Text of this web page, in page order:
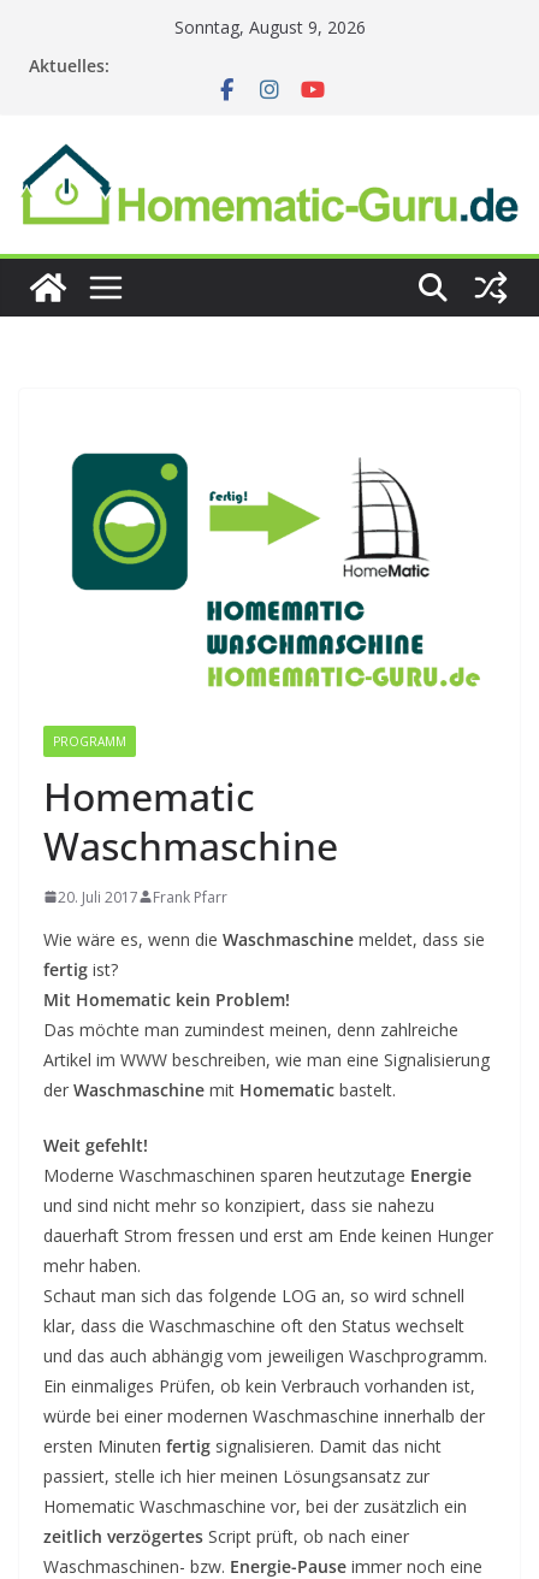
Sonntag, August 9, 2026
Aktuelles:
PROGRAMM
Homematic
Waschmaschine
20. Juli 2017 Frank Pfarr
Wie wäre es, wenn die Waschmaschine meldet, dass sie
fertig ist?
Mit Homematic kein Problem!
Das möchte man zumindest meinen, denn zahlreiche
Artikel im WWW beschreiben, wie man eine Signalisierung
der Waschmaschine mit Homematic bastelt.
Weit gefehlt!
Moderne Waschmaschinen sparen heutzutage Energie
und sind nicht mehr so konzipiert, dass sie nahezu
dauerhaft Strom fressen und erst am Ende keinen Hunger
mehr haben.
Schaut man sich das folgende LOG an, so wird schnell
klar, dass die Waschmaschine oft den Status wechselt
und das auch abhängig vom jeweiligen Waschprogramm.
Ein einmaliges Prüfen, ob kein Verbrauch vorhanden ist,
würde bei einer modernen Waschmaschine innerhalb der
ersten Minuten fertig signalisieren. Damit das nicht
passiert, stelle ich hier meinen Lösungsansatz zur
Homematic Waschmaschine vor, bei der zusätzlich ein
zeitlich verzögertes Script prüft, ob nach einer
Waschmaschinen- bzw. Energie-Pause immer noch eine